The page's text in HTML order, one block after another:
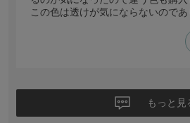
この色は透けが気にならないのであ
もっと見